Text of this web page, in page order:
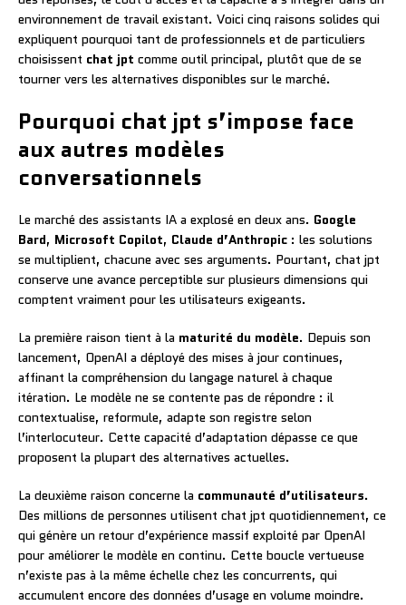
environnement de travail existant. Voici cinq raisons solides qui
expliquent pourquoi tant de professionnels et de particuliers
choisissent chat jpt comme outil principal, plutôt que de se
tourner vers les alternatives disponibles sur le marché.
Pourquoi chat jpt s’impose face
aux autres modèles
conversationnels
Le marché des assistants IA a explosé en deux ans. Google
Bard, Microsoft Copilot, Claude d’Anthropic : les solutions
se multiplient, chacune avec ses arguments. Pourtant, chat jpt
conserve une avance perceptible sur plusieurs dimensions qui
comptent vraiment pour les utilisateurs exigeants.
La première raison tient à la maturité du modèle. Depuis son
lancement, OpenAI a déployé des mises à jour continues,
affinant la compréhension du langage naturel à chaque
itération. Le modèle ne se contente pas de répondre : il
contextualise, reformule, adapte son registre selon
l’interlocuteur. Cette capacité d’adaptation dépasse ce que
proposent la plupart des alternatives actuelles.
La deuxième raison concerne la communauté d’utilisateurs.
Des millions de personnes utilisent chat jpt quotidiennement, ce
qui génère un retour d’expérience massif exploité par OpenAI
pour améliorer le modèle en continu. Cette boucle vertueuse
n’existe pas à la même échelle chez les concurrents, qui
accumulent encore des données d’usage en volume moindre.